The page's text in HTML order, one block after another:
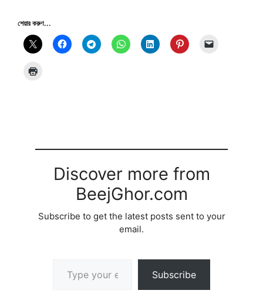
শেয়ার করুণ...
Discover more from
BeejGhor.com
Subscribe to get the latest posts sent to your
email.
Subscribe